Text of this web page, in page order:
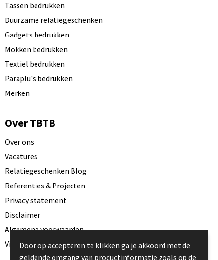
Tassen bedrukken
Duurzame relatiegeschenken
Gadgets bedrukken
Mokken bedrukken
Textiel bedrukken
Paraplu's bedrukken
Merken
Over TBTB
Over ons
Vacatures
Relatiegeschenken Blog
Referenties & Projecten
Privacy statement
Disclaimer
Algemene voorwaarden
Visit our EU website
Door op accepteren te klikken ga je akkoord met de
geldende omgang van productinformatie zoals op de